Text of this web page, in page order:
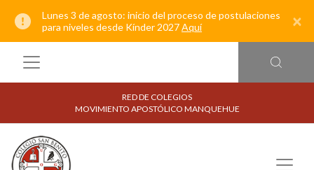
Lunes 3 de agosto: inicio del proceso de postulaciones
para niveles desde Kínder 2027Aquí ×
RED DE COLEGIOS
MOVIMIENTO APOSTÓLICO MANQUEHUE